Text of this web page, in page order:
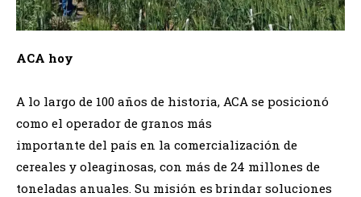
ACA hoy
A lo largo de 100 años de historia, ACA se posicionó
como el operador de granos más
importante del país en la comercialización de
cereales y oleaginosas, con más de 24 millones de
toneladas anuales. Su misión es brindar soluciones